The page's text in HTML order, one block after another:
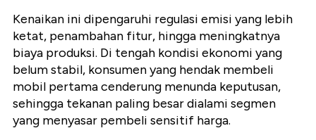
Kenaikan ini dipengaruhi regulasi emisi yang lebih
ketat, penambahan fitur, hingga meningkatnya
biaya produksi. Di tengah kondisi ekonomi yang
belum stabil, konsumen yang hendak membeli
mobil pertama cenderung menunda keputusan,
sehingga tekanan paling besar dialami segmen
yang menyasar pembeli sensitif harga.